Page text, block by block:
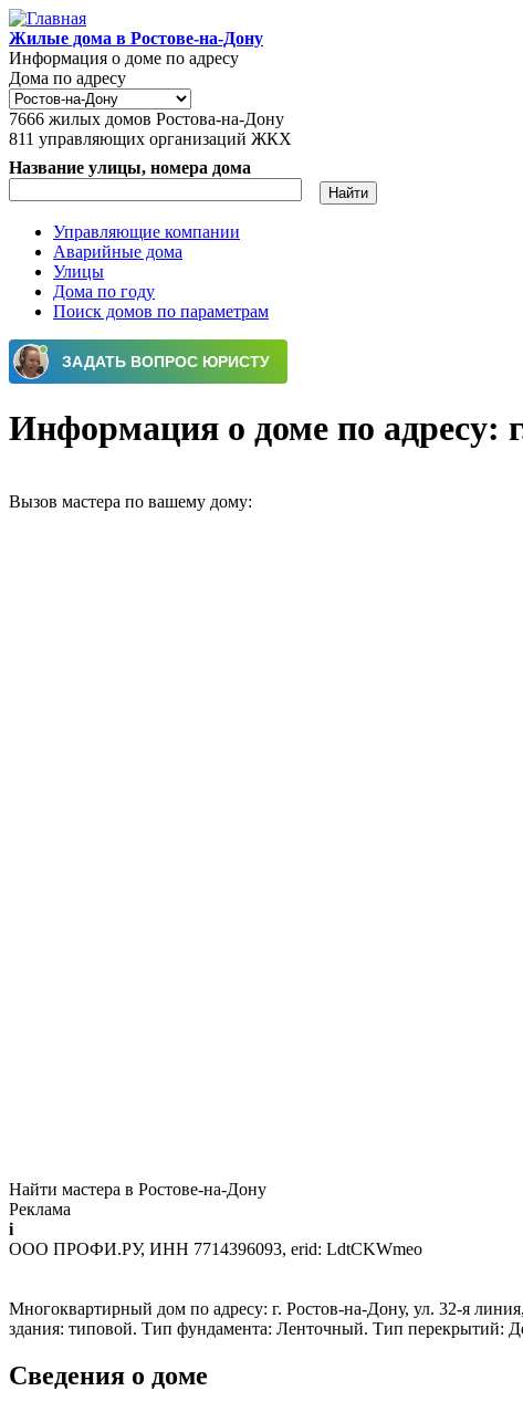
Перейти к основному содержанию
Жилые дома в Ростове-на-Дону
Информация о доме по адресу
Дома по адресу
7666 жилых домов Ростова-на-Дону
811 управляющих организаций ЖКХ
Название улицы, номера дома
Главное меню
Управляющие компании
Аварийные дома
Улицы
Дома по году
Поиск домов по параметрам
Информация о доме по адресу:
Вызов мастера по вашему дому:
Найти мастера в Ростове-на-Дону
Реклама
i
ООО ПРОФИ.РУ, ИНН 7714396093, erid: LdtCKWmeo
Многоквартирный дом по адресу: г. Ростов-на-Дону, ул. 32-я
здания: типовой. Тип фундамента: Ленточный. Тип перекрытий:
Сведения о доме